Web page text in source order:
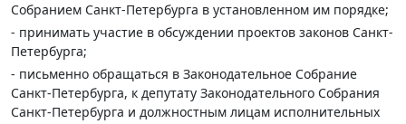
Собранием Санкт-Петербурга в установленном им порядке;
- принимать участие в обсуждении проектов законов Санкт-
Петербурга;
- письменно обращаться в Законодательное Собрание
Санкт-Петербурга, к депутату Законодательного Собрания
Санкт-Петербурга и должностным лицам исполнительных